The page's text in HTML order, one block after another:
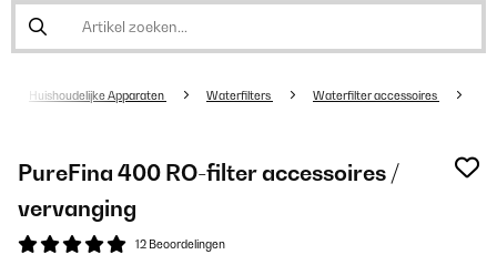
Huishoudelijke Apparaten Waterfilters Waterfilter accessoires
PureFina 400 RO-filter accessoires /
vervanging
12 Beoordelingen